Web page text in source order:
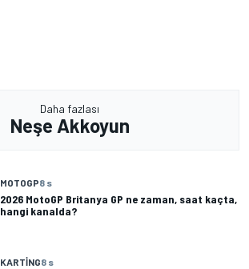
Daha fazlası
Neşe Akkoyun
MOTOGP8 s
2026 MotoGP Britanya GP ne zaman, saat kaçta,
hangi kanalda?
KARTING8 s